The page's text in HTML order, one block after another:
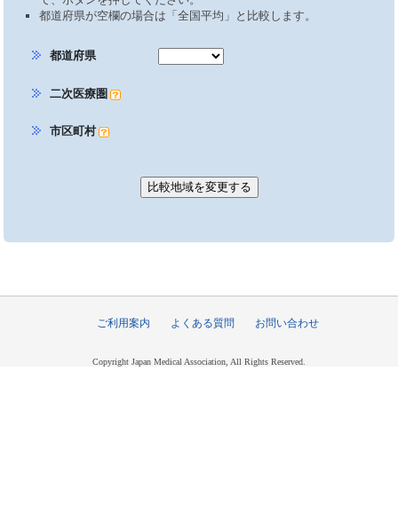
都道府県が空欄の場合は「全国平均」と比較します。
都道府県
二次医療圏
市区町村
ご利用案内 よくある質問 お問い合わせ
Copyright Japan Medical Association, All Rights Reserved.